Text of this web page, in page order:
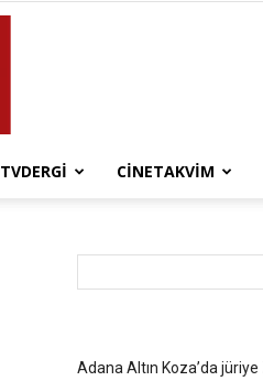
TVDERGI CINETAKVIM
Adana Altın Koza’da